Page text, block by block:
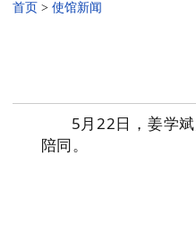
首页 > 使馆新闻
5月22日，姜学
陪同。